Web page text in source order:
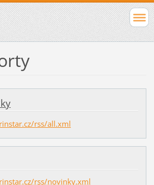
rss/all.xml
rss/novinky.xml